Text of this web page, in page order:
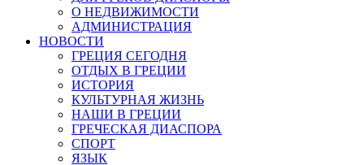
О НЕДВИЖИМОСТИ
АДМИНИСТРАЦИЯ
НОВОСТИ
ГРЕЦИЯ СЕГОДНЯ
ОТДЫХ В ГРЕЦИИ
ИСТОРИЯ
КУЛЬТУРНАЯ ЖИЗНЬ
НАШИ В ГРЕЦИИ
ГРЕЧЕСКАЯ ДИАСПОРА
СПОРТ
ЯЗЫК